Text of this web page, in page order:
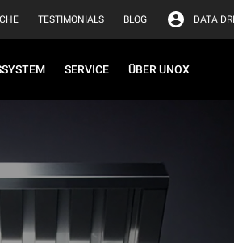
TESTIMONIALS BLOG DATA
SERVICE ÜBER UNOX